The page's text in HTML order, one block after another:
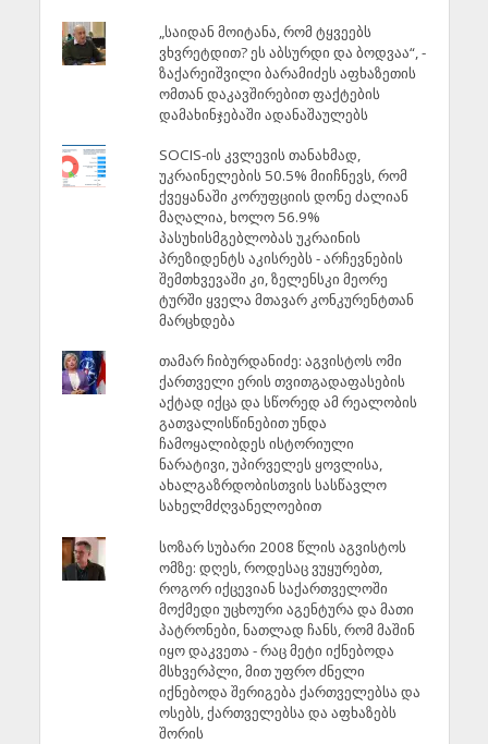
„საიდან მოიტანა, რომ ტყვეებს
ვხვრეტდით? ეს აბსურდი და ბოდვაა“, -
ზაქარეიშვილი ბარამიძეს აფხაზეთის
ომთან დაკავშირებით ფაქტების
დამახინჯებაში ადანაშაულებს
SOCIS-ის კვლევის თანახმად,
უკრაინელების 50.5% მიიჩნევს, რომ
ქვეყანაში კორუფციის დონე ძალიან
მაღალია, ხოლო 56.9%
პასუხისმგებლობას უკრაინის
პრეზიდენტს აკისრებს - არჩევნების
შემთხვევაში კი, ზელენსკი მეორე
ტურში ყველა მთავარ კონკურენტთან
მარცხდება
თამარ ჩიბურდანიძე: აგვისტოს ომი
ქართველი ერის თვითგადაფასების
აქტად იქცა და სწორედ ამ რეალობის
გათვალისწინებით უნდა
ჩამოყალიბდეს ისტორიული
ნარატივი, უპირველეს ყოვლისა,
ახალგაზრდობისთვის სასწავლო
სახელმძღვანელოებით
სოზარ სუბარი 2008 წლის აგვისტოს
ომზე: დღეს, როდესაც ვუყურებთ,
როგორ იქცევიან საქართველოში
მოქმედი უცხოური აგენტურა და მათი
პატრონები, ნათლად ჩანს, რომ მაშინ
იყო დაკვეთა - რაც მეტი იქნებოდა
მსხვერპლი, მით უფრო ძნელი
იქნებოდა შერიგება ქართველებსა და
ოსებს, ქართველებსა და აფხაზებს
შორის